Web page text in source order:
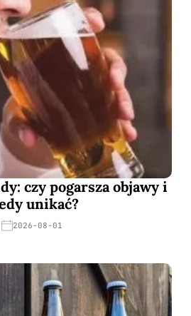
czy pogarsza objawy i
unikać?
2026-08-01